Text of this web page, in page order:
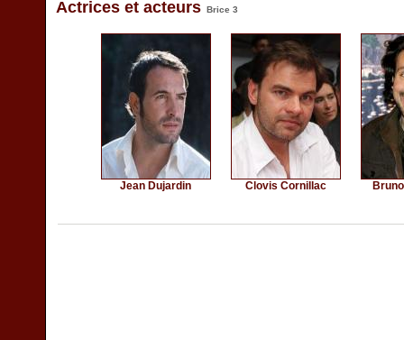
Actrices et acteurs Brice 3
Jean Dujardin Clovis Cornillac